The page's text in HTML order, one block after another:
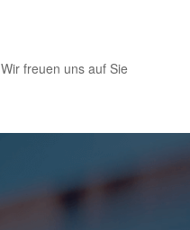
Wir freuen uns auf Sie